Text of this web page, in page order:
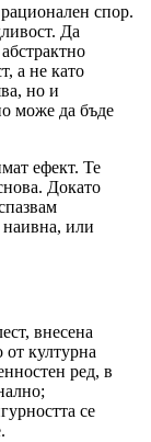
спор.
Да
а не като
но и
може да бъде
ефект. Те
Докато
наивна, или
внесена
от културна
ред, в
се